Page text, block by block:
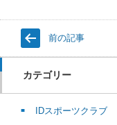
前の記事
カテゴリー
IDスポーツクラブ